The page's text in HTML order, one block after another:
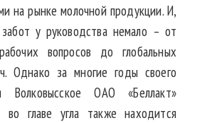
на рынке молочной продукции. И,
у руководства немало – от
вопросов до глобальных
Однако за многие годы своего
Волковысское ОАО «Беллакт»
во главе угла также находится